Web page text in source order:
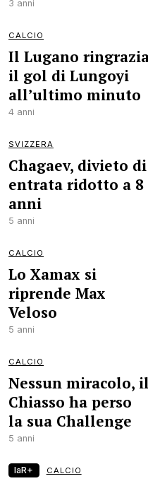
3 anni
CALCIO
Il Lugano
il gol di Lungoyi
all’ultimo minuto
4 anni
SVIZZERA
Chagaev, divieto di
entrata ridotto a 8
anni
5 anni
CALCIO
Lo Xamax si
riprende Max
Veloso
5 anni
CALCIO
Nessun miracolo, il
Chiasso ha perso
la sua Challenge
5 anni
laR+ CALCIO